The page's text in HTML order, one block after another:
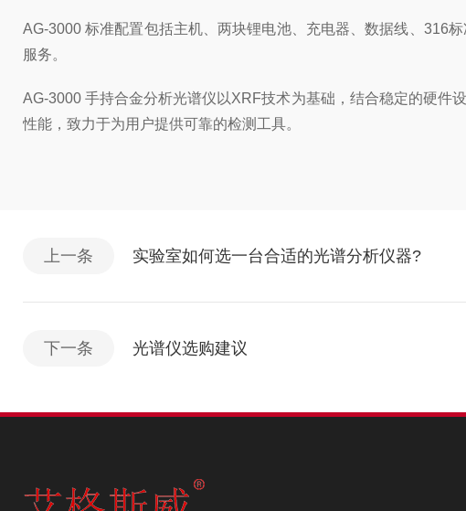
AG-3000 标准配置包括主机、两块锂电池、充电器、数据线、316
服务。
AG-3000 手持合金分析光谱仪以XRF技术为基础，结合稳定的硬件
性能，致力于为用户提供可靠的检测工具。
上一条 实验室如何选一台合适的光谱分析仪器?
下一条 光谱仪选购建议